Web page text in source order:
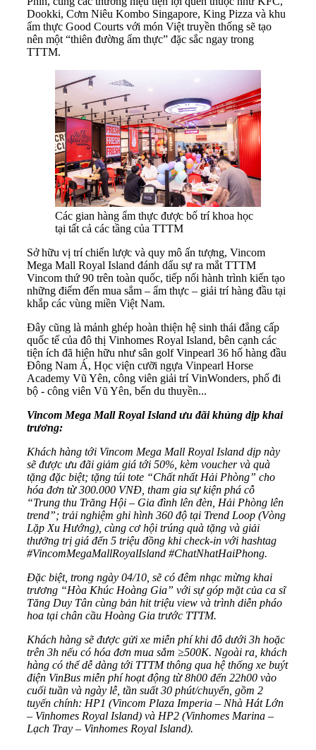
Dookki, Cơm Niêu Kombo Singapore, King Pizza và khu
ẩm thực Good Courts với món Việt truyền thống sẽ tạo
nên một “thiên đường ẩm thực” đặc sắc ngay trong
TTTM.
Các gian hàng ẩm thực được bố trí khoa học
tại tất cả các tầng của TTTM
Sở hữu vị trí chiến lược và quy mô ấn tượng, Vincom
Mega Mall Royal Island đánh dấu sự ra mắt TTTM
Vincom thứ 90 trên toàn quốc, tiếp nối hành trình kiến tạo
những điểm đến mua sắm – ẩm thực – giải trí hàng đầu tại
khắp các vùng miền Việt Nam.
Đây cũng là mảnh ghép hoàn thiện hệ sinh thái đẳng cấp
quốc tế của đô thị Vinhomes Royal Island, bên cạnh các
tiện ích đã hiện hữu như sân golf Vinpearl 36 hố hàng đầu
Đông Nam Á, Học viện cưỡi ngựa Vinpearl Horse
Academy Vũ Yên, công viên giải trí VinWonders, phố đi
bộ - công viên Vũ Yên, bến du thuyền...
Vincom Mega Mall Royal Island ưu đãi khủng dịp khai
trương:
Khách hàng tới Vincom Mega Mall Royal Island dịp này
sẽ được ưu đãi giảm giá tới 50%, kèm voucher và quà
tặng đặc biệt; tặng túi tote “Chất nhất Hải Phòng” cho
hóa đơn từ 300.000 VNĐ, tham gia sự kiện phá cỗ
“Trung thu Trăng Hội – Gia đình lên đèn, Hải Phòng lên
trend”; trải nghiệm ghi hình 360 độ tại Trend Loop (Vòng
Lặp Xu Hướng), cùng cơ hội trúng quà tặng và giải
thưởng trị giá đến 5 triệu đồng khi check-in với hashtag
#VincomMegaMallRoyalIsland #ChatNhatHaiPhong.
Đặc biệt, trong ngày 04/10, sẽ có đêm nhạc mừng khai
trương “Hòa Khúc Hoàng Gia” với sự góp mặt của ca sĩ
Tăng Duy Tân cùng bản hit triệu view và trình diễn pháo
hoa tại chân cầu Hoàng Gia trước TTTM.
Khách hàng sẽ được gửi xe miễn phí khi đỗ dưới 3h hoặc
trên 3h nếu có hóa đơn mua sắm ≥500K. Ngoài ra, khách
hàng có thể dễ dàng tới TTTM thông qua hệ thống xe buýt
điện VinBus miễn phí hoạt động từ 8h00 đến 22h00 vào
cuối tuần và ngày lễ, tần suất 30 phút/chuyến, gồm 2
tuyến chính: HP1 (Vincom Plaza Imperia – Nhà Hát Lớn
– Vinhomes Royal Island) và HP2 (Vinhomes Marina –
Lạch Tray – Vinhomes Royal Island).